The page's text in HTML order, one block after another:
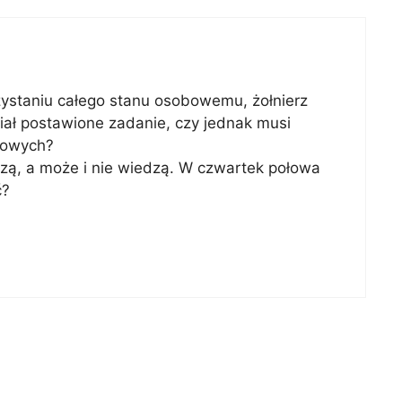
całego stanu osobowemu, żołnierz
postawione zadanie, czy jednak musi
a może i nie wiedzą. W czwartek połowa